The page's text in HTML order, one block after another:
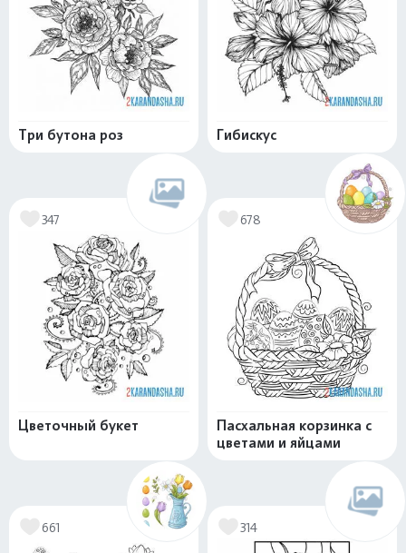
Три бутона роз Гибискус
347
Цветочный букет
678
Пасхальная корзинка с
цветами и яйцами
661 314